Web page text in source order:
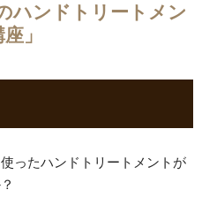
ハンドトリートメン
」
ったハンドトリートメントが